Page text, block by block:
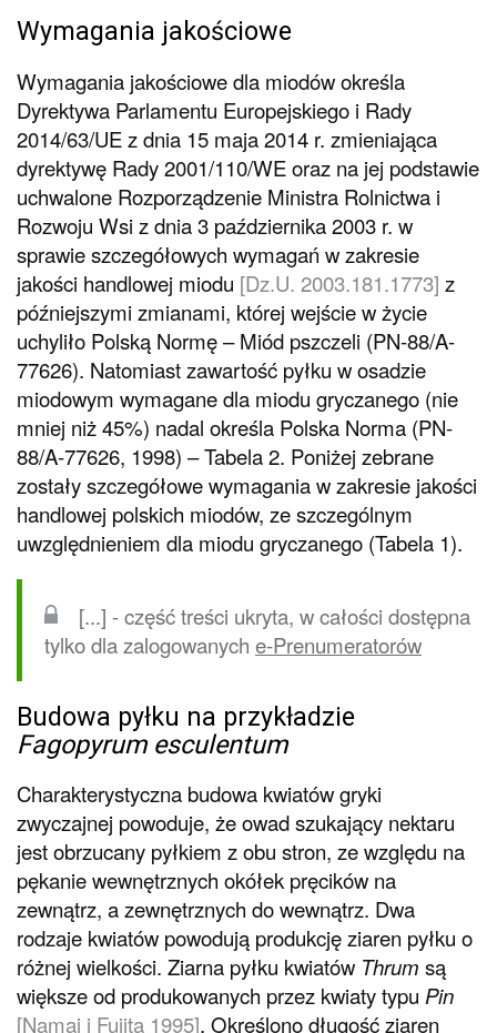
Wymagania jakościowe
Wymagania jakościowe dla miodów określa
Dyrektywa Parlamentu Europejskiego i Rady
2014/63/UE z dnia 15 maja 2014 r. zmieniająca
dyrektywę Rady 2001/110/WE oraz na jej podstawie
uchwalone Rozporządzenie Ministra Rolnictwa i
Rozwoju Wsi z dnia 3 października 2003 r. w
sprawie szczegółowych wymagań w zakresie
jakości handlowej miodu [Dz.U. 2003.181.1773] z
późniejszymi zmianami, której wejście w życie
uchyliło Polską Normę – Miód pszczeli (PN-88/A-
77626). Natomiast zawartość pyłku w osadzie
miodowym wymagane dla miodu gryczanego (nie
mniej niż 45%) nadal określa Polska Norma (PN-
88/A-77626, 1998) – Tabela 2. Poniżej zebrane
zostały szczegółowe wymagania w zakresie jakości
handlowej polskich miodów, ze szczególnym
uwzględnieniem dla miodu gryczanego (Tabela 1).
[...] - część treści ukryta, w całości dostępna
tylko dla zalogowanych e-Prenumeratorów
Budowa pyłku na przykładzie
Fagopyrum esculentum
Charakterystyczna budowa kwiatów gryki
zwyczajnej powoduje, że owad szukający nektaru
jest obrzucany pyłkiem z obu stron, ze względu na
pękanie wewnętrznych okółek pręcików na
zewnątrz, a zewnętrznych do wewnątrz. Dwa
rodzaje kwiatów powodują produkcję ziaren pyłku o
różnej wielkości. Ziarna pyłku kwiatów Thrum są
większe od produkowanych przez kwiaty typu Pin
[Namai i Fujita 1995]. Określono długość ziaren